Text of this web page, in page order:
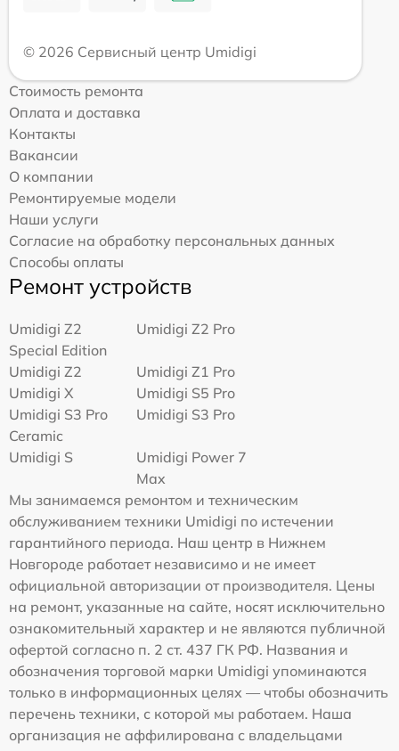
© 2026 Сервисный центр Umidigi
Стоимость ремонта
Оплата и доставка
Контакты
Вакансии
О компании
Ремонтируемые модели
Наши услуги
Согласие на обработку персональных данных
Способы оплаты
Ремонт устройств
Umidigi Z2
Special Edition
Umidigi Z2 Pro
Umidigi Z2
Umidigi Z1 Pro
Umidigi X
Umidigi S5 Pro
Umidigi S3 Pro
Ceramic
Umidigi S3 Pro
Umidigi S
Umidigi Power 7
Max
Мы занимаемся ремонтом и техническим
обслуживанием техники Umidigi по истечении
гарантийного периода. Наш центр в Нижнем
Новгороде работает независимо и не имеет
официальной авторизации от производителя. Цены
на ремонт, указанные на сайте, носят исключительно
ознакомительный характер и не являются публичной
офертой согласно п. 2 ст. 437 ГК РФ. Названия и
обозначения торговой марки Umidigi упоминаются
только в информационных целях — чтобы обозначить
перечень техники, с которой мы работаем. Наша
организация не аффилирована с владельцами